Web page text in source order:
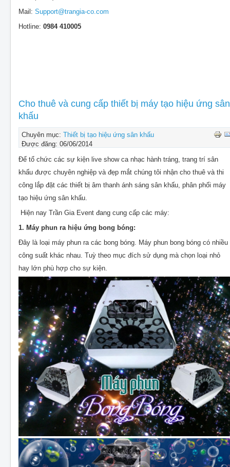
Mail: Support@trangia-co.com
Hotline: 0984 410005
Cho thuê và cung cấp thiết bị máy tạo hiệu ứng sân
khấu
Chuyên mục: Thiết bị tạo hiệu ứng sân khấu
Được đăng: 06/06/2014
Để tổ chức các sự kiện live show ca nhạc hành tráng, trang trí sân
khấu được chuyên nghiệp và đẹp mắt chúng tôi nhận cho thuê và thi
công lắp đặt các thiết bị âm thanh ánh sáng sân khấu, phân phối máy
tạo hiệu ứng sân khấu.
Hiện nay Trần Gia Event đang cung cấp các máy:
1. Máy phun ra hiệu ứng bong bóng:
Đây là loại máy phun ra các bong bóng. Máy phun bong bóng có nhiều
công suất khác nhau. Tuỳ theo mục đích sử dụng mà chọn loại nhỏ
hay lớn phù hợp cho sự kiện.